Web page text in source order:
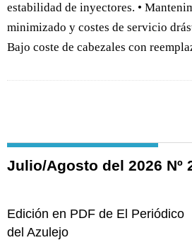
estabilidad de inyectores. •
minimizado y costes de servicio
Bajo coste de cabezales con
Julio/Agosto del 2026 Nº
Edición en PDF de El Periódico
del Azulejo